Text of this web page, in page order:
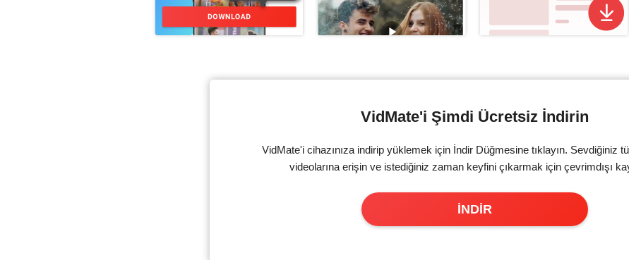
VidMate'i Şimdi Ücretsiz İndirin
VidMate'i cihazınıza indirip yüklemek için İndir Düğmesine tıklayın. Sevdiğiniz
videolarına erişin ve istediğiniz zaman keyfini çıkarmak için çevrimdışı
İNDİR